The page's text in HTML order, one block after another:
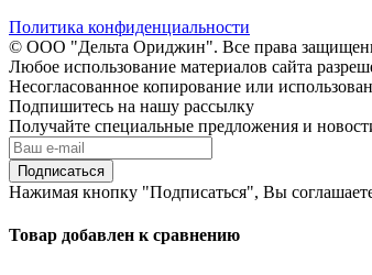
Политика конфиденциальности
© ООО "Дельта Ориджин". Все права
Любое использование материалов сайта
Несогласованное копирование или
Подпишитесь на нашу рассылку
Получайте специальные предложения и
Подписаться
Нажимая кнопку "Подписаться", Вы
Товар добавлен к сравнению